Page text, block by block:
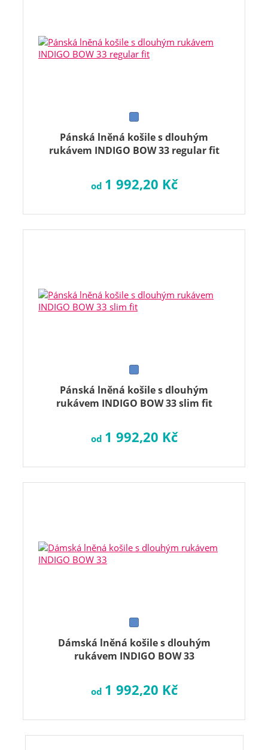
Pánská lněná košile s dlouhým
rukávem INDIGO BOW 33 regular fit
od 1 992,20 Kč
Pánská lněná košile s dlouhým
rukávem INDIGO BOW 33 slim fit
od 1 992,20 Kč
Dámská lněná košile s dlouhým
rukávem INDIGO BOW 33
od 1 992,20 Kč